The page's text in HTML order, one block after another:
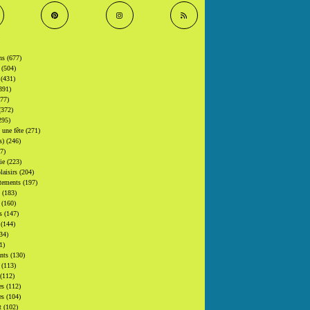
(677)
(504)
(431)
une fête (271)
(246)
(223)
(204)
(197)
(183)
(160)
(147)
(144)
(130)
(113)
(112)
(112)
(104)
(102)